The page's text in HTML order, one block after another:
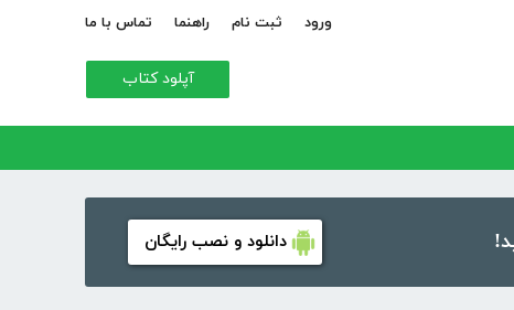
ورود ثبت نام راهنما تماس با ما
آپلود کتاب
دانلود و نصب رایگان